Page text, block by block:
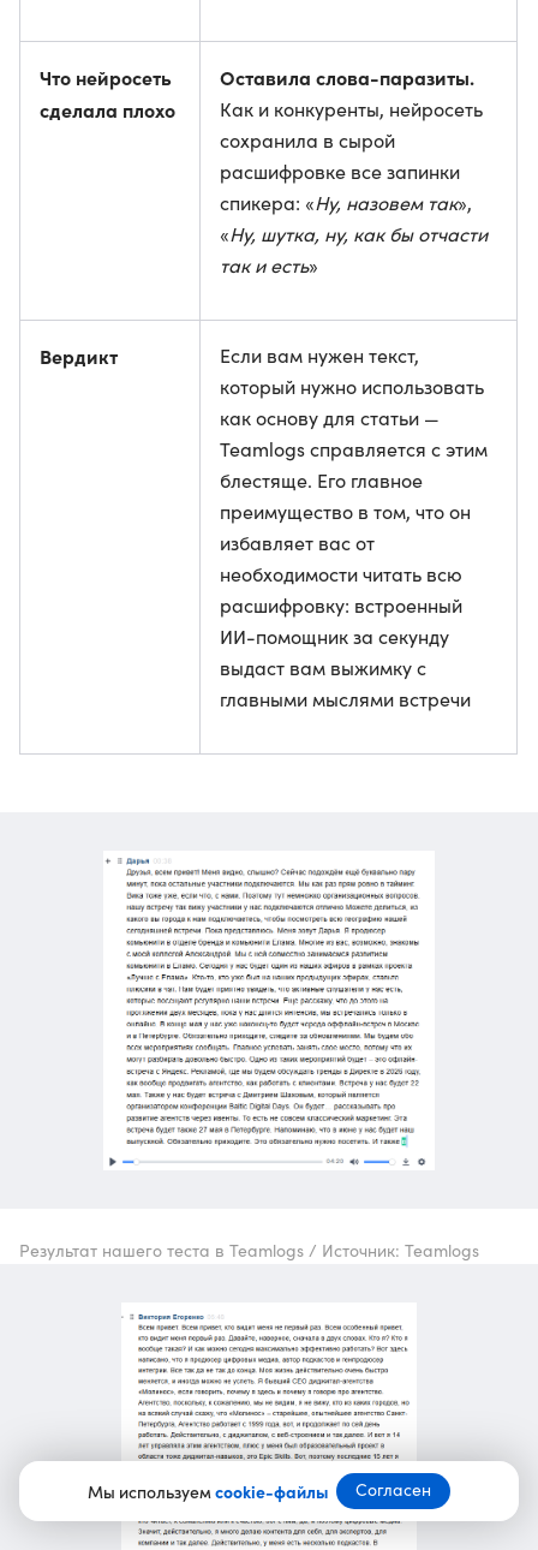
Мы используемcookie-файлы Согласен
Что нейросеть
сделала плохо
Оставила слова-паразиты.
Как и конкуренты, нейросеть
сохранила в сырой
расшифровке все запинки
спикера: «Ну, назовем так»,
«Ну, шутка, ну, как бы отчасти
так и есть»
Вердикт
Если вам нужен текст,
который нужно использовать
как основу для статьи —
Teamlogs справляется с этим
блестяще. Его главное
преимущество в том, что он
избавляет вас от
необходимости читать всю
расшифровку: встроенный
ИИ-помощник за секунду
выдаст вам выжимку с
главными мыслями встречи
Результат нашего теста в Teamlogs / Источник: Teamlogs